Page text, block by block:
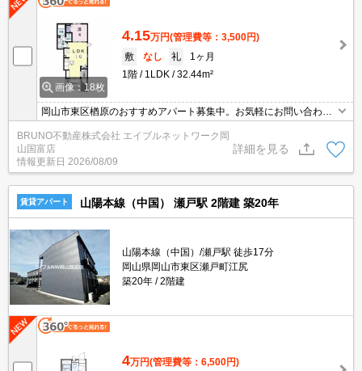
画像：18枚
4.15万円(管理費等：3,500円)
敷
なし 礼
1ヶ月
1階
1LDK 32.44m²
岡山市東区楢原のおすすめアパート募集中。お気軽にお問い合わせ
BRUNO不動産株式会社 エイブルネットワーク岡
山国富店
情報更新日 2026/08/09
詳細を見る
賃貸アパート 山陽本線（中国） 瀬戸駅 2階建 築20年
山陽本線（中国）/瀬戸駅 徒歩17分
岡山県岡山市東区瀬戸町江尻
築20年
2階建
4万円(管理費等：6,500円)